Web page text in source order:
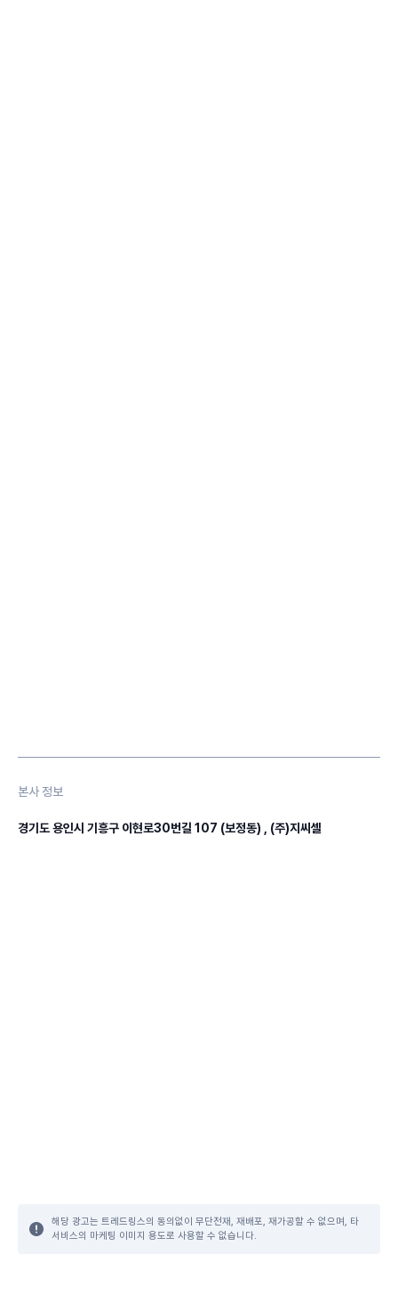
본사 정보
경기도 용인시 기흥구 이현로30번길 107 (보정동) , (주)지씨셀
해당 광고는 트레드링스의 동의없이 무단전재, 재배포, 재가공할 수 없으며, 타
서비스의 마케팅 이미지 용도로 사용할 수 없습니다.